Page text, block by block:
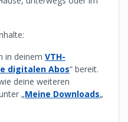
in deinem VTH-
digitalen Abos“ bereit.
deine weiteren
„Meine Downloads„